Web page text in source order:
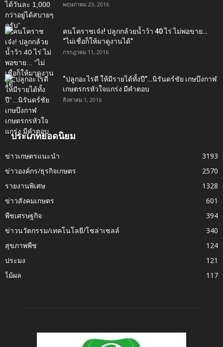
พฤษภาคม 23, 2016
คนโคราชเจ๋ง! ปลูกกล้วยน้ำว้า 40 ไร่ ไม่พอขาย…
“ไม่เชื่อก็ให้มาดูงานได้”‬
กรกฎาคม 11, 2016
“ปลูกอะไรดี ให้มีรายได้ทั้งปี”…นิรันดร์ชัย เกษบึงกาฬ
เกษตรกรหัวใจแกร่ง มีคำตอบ
สิงหาคม 1, 2016
ประเภทยอดนิยม
ข่าวเกษตรแนะนำ
3193
ข่าวองค์กร/ธุรกิจเกษตร
2570
รายงานพิเศษ
1328
ข่าวสังคมเกษตร
601
พืชเศรษฐกิจ
394
ข่าวนวัตกรรม/เทคโนโลยี/โซล่าเซลล์
340
สุขภาพพืช
124
ประมง
121
ไม้ผล
117